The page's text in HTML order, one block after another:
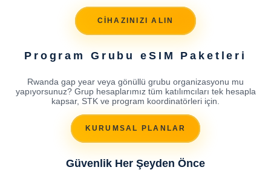
CİHAZINIZI ALIN
Program Grubu eSIM Paketleri
Rwanda gap year veya gönüllü grubu organizasyonu mu
yapıyorsunuz? Grup hesaplarımız tüm katılımcıları tek hesapla
kapsar, STK ve program koordinatörleri için.
KURUMSAL PLANLAR
Güvenlik Her Şeyden Önce